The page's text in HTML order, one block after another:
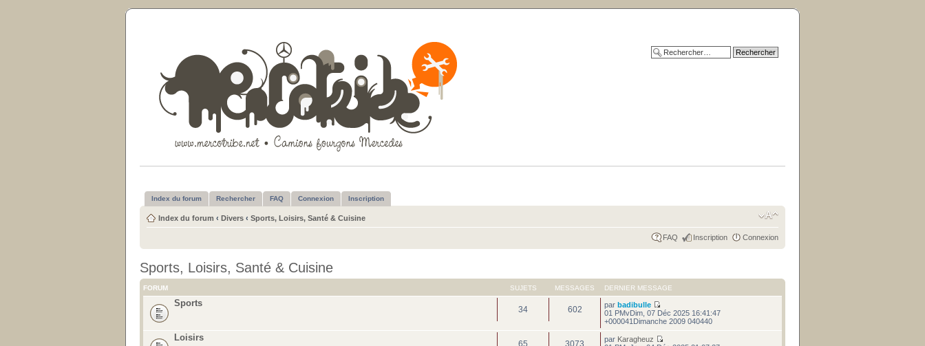
Index du forum Rechercher FAQ Connexion Inscription
Index du forum ‹ Divers ‹ Sports, Loisirs, Santé & Cuisine
FAQ Inscription Connexion
Sports, Loisirs, Santé & Cuisine
FORUM SUJETS MESSAGES DERNIER MESSAGE
Sports
34 602 parbadibulle
01 PMvDim, 07 Déc 2025 16:41:47
+000041Dimanche 2009 040440
Loisirs
65 3073 par Karagheuz